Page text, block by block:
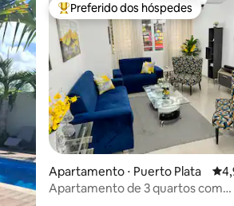
Entre os melhores preferidos dos
Preferido dos hóspedes
Apartamento ⋅ Puerto Plata
Apartamento de 3 quartos com